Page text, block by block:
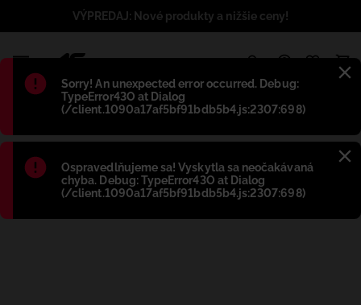
Błąd:
Sorry! An unexpected error occurred. Debug:
TypeError43O at Dialog
(/client.1090a17af5bf91bdb5b4.js:2307:698)
Błąd:
Ospravedlňujeme sa! Vyskytla sa neočakávaná
chyba. Debug: TypeError43O at Dialog
(/client.1090a17af5bf91bdb5b4.js:2307:698)
VÝPREDAJ: Nové produkty a nižšie ceny!